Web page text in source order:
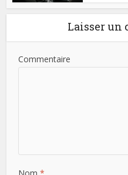
Laisser un
Commentaire
Nom*